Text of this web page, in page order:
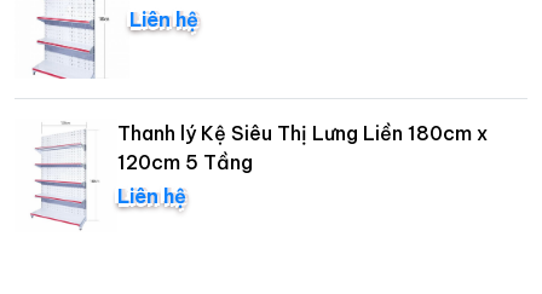
Liên hệ
Thanh lý Kệ Siêu Thị Lưng Liền 180cm x
120cm 5 Tầng
Liên hệ